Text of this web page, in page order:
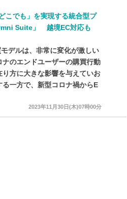
こでも」を実現する統合型プ
Suite」 越境EC対応も
デルは、非常に変化が激しい
のエンドユーザーの購買行動
方に大きな影響を与えていお
一方で、新型コロナ禍からE
2023年11月30日(木)07時00分